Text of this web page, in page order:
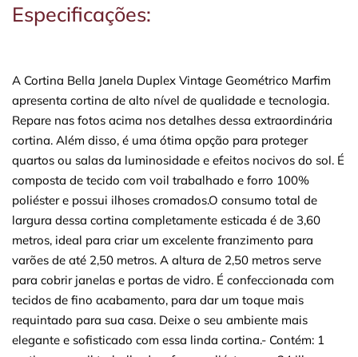
Especificações:
A Cortina Bella Janela Duplex Vintage Geométrico Marfim
apresenta cortina de alto nível de qualidade e tecnologia.
Repare nas fotos acima nos detalhes dessa extraordinária
cortina. Além disso, é uma ótima opção para proteger
quartos ou salas da luminosidade e efeitos nocivos do sol. É
composta de tecido com voil trabalhado e forro 100%
poliéster e possui ilhoses cromados.O consumo total de
largura dessa cortina completamente esticada é de 3,60
metros, ideal para criar um excelente franzimento para
varões de até 2,50 metros. A altura de 2,50 metros serve
para cobrir janelas e portas de vidro. É confeccionada com
tecidos de fino acabamento, para dar um toque mais
requintado para sua casa. Deixe o seu ambiente mais
elegante e sofisticado com essa linda cortina.- Contém: 1